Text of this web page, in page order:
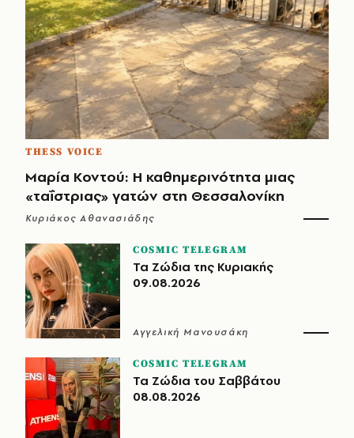
THESS VOICE
Μαρία Κοντού: Η καθημερινότητα μιας
«ταΐστριας» γατών στη Θεσσαλονίκη
Κυριάκος Αθανασιάδης
COSMIC TELEGRAM
Τα Ζώδια της Κυριακής
09.08.2026
Αγγελική Μανουσάκη
COSMIC TELEGRAM
Τα Ζώδια του Σαββάτου
08.08.2026